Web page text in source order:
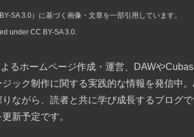
SA 3.0）に基づく画像・文章を一部引用しています。
under CC BY-SA 3.0.
るホームページ作成・運営、DAWや
ック制作に関する実践的な情報を発信中。
ながら、読者と共に学び成長するブログ
新予定です。